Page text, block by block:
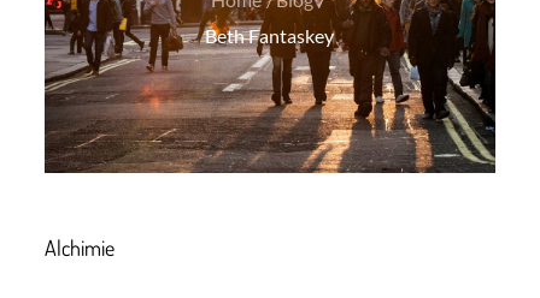
Beth Fantaskey
Alchimie